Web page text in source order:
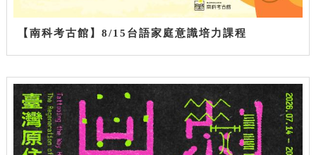
【南科考古館】8/15台語家庭意識培力課程